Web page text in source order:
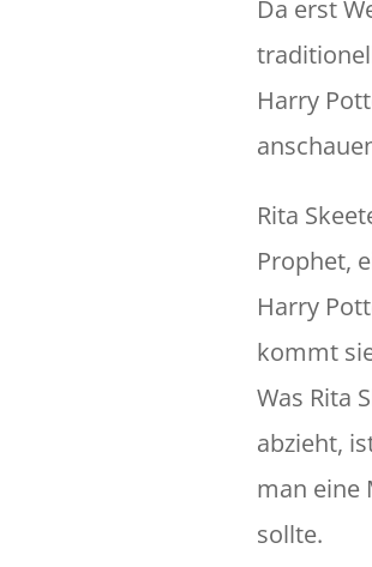
Da erst
Harry
Rita
Prophet,
Harry
kommt
Was Rita
abzieht,
man eine
sollte.